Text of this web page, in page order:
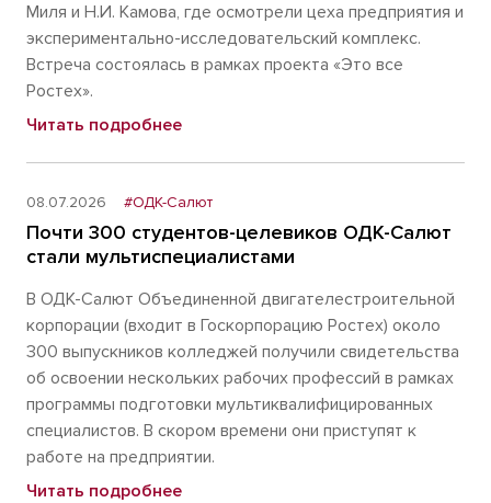
Миля и Н.И. Камова, где осмотрели цеха предприятия и
экспериментально-исследовательский комплекс.
Встреча состоялась в рамках проекта «Это все
Ростех».
Читать подробнее
08.07.2026 #ОДК-Салют
Почти 300 студентов-целевиков ОДК-Салют
стали мультиспециалистами
В ОДК-Салют Объединенной двигателестроительной
корпорации (входит в Госкорпорацию Ростех) около
300 выпускников колледжей получили свидетельства
об освоении нескольких рабочих профессий в рамках
программы подготовки мультиквалифицированных
специалистов. В скором времени они приступят к
работе на предприятии.
Читать подробнее